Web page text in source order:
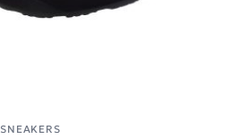
SNEAKERS